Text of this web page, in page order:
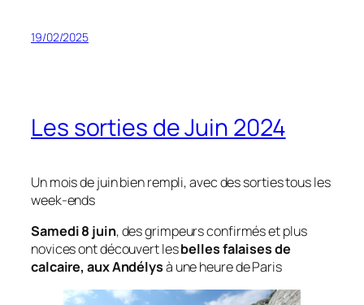
19/02/2025
Les sorties de Juin 2024
Un mois de juin bien rempli, avec des sorties tous les
week-ends
Samedi 8 juin, des grimpeurs confirmés et plus
novices ont découvert lesbelles falaises de
calcaire, aux Andélysà une heure de Paris